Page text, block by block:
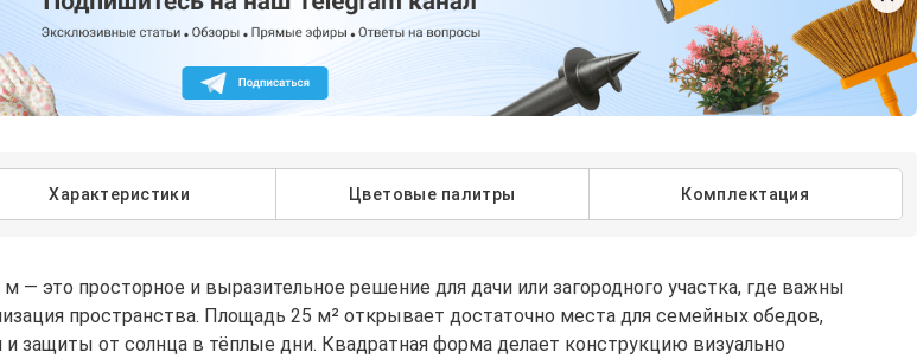
Характеристики Цветовые палитры Комплектация
— это просторное и выразительное решение для дачи или загородного участка, где важны
пространства. Площадь 25 м² открывает достаточно места для семейных обедов,
защиты от солнца в тёплые дни. Квадратная форма делает конструкцию визуально